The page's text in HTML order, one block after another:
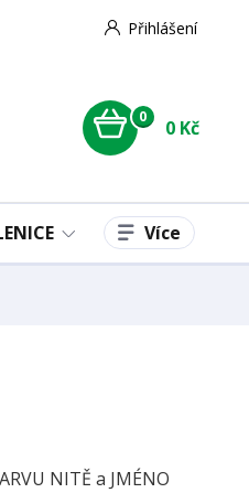
Přihlášení
0 0 Kč
Více
NITĚ a JMÉNO